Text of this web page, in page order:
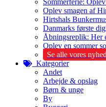
Oplev smagen af
Hirtshals
Danmarks første
Åbningsreplik: Her
Oplev en sommer
Se alle vores
Kategorier
Andet
Arbejde & opslag
Børn & unge
By